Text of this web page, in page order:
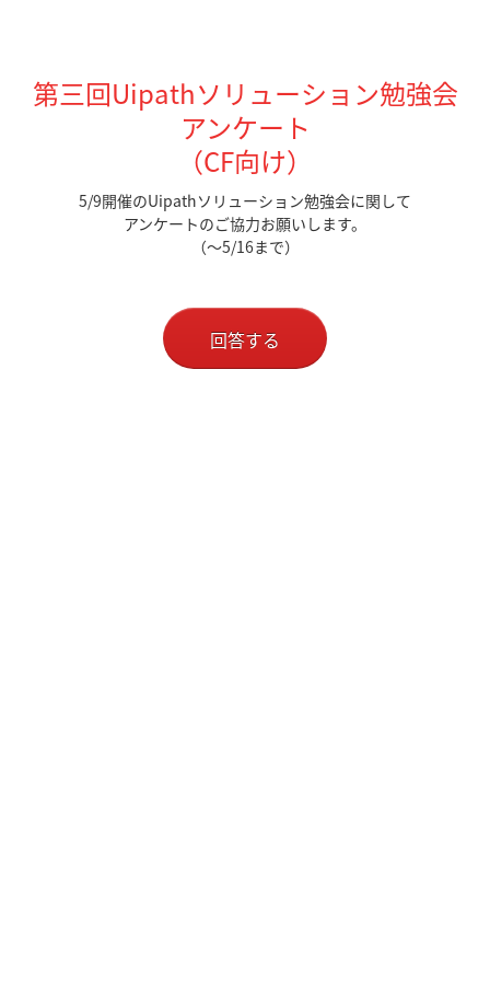
第三回Uipathソリューション勉強会
アンケート
（CF向け）
5/9開催のUipathソリューション勉強会に関して
アンケートのご協力お願いします。
（～5/16まで）
回答する